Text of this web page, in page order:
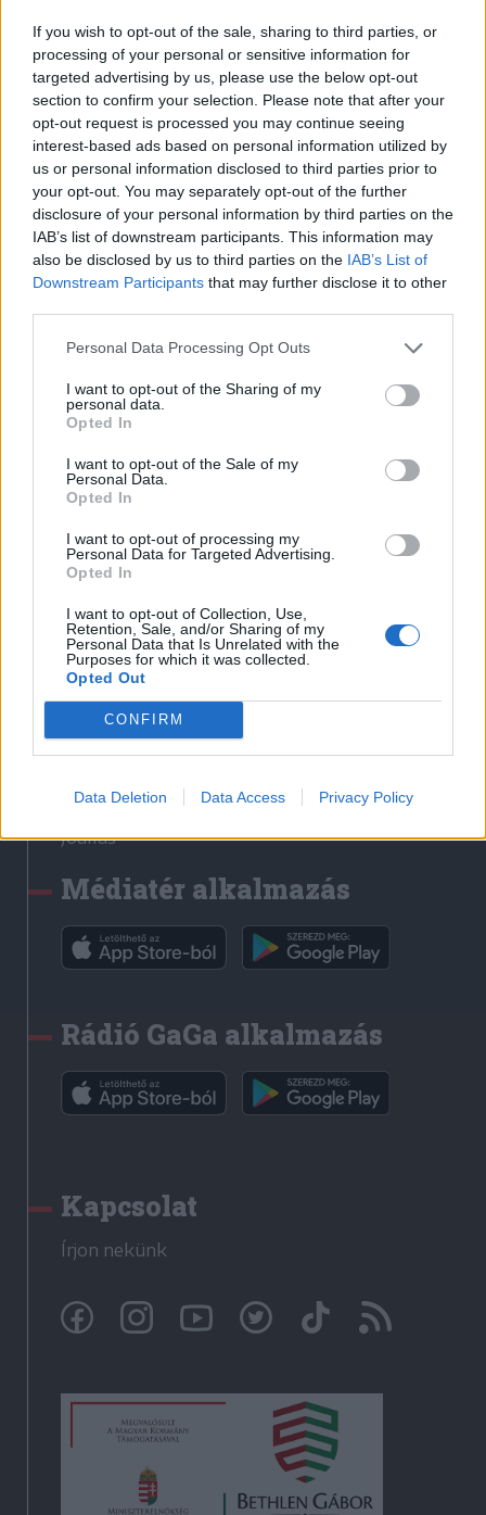
If you wish to opt-out of the sale, sharing to third parties, or
processing of your personal or sensitive information for
targeted advertising by us, please use the below opt-out
section to confirm your selection. Please note that after your
opt-out request is processed you may continue seeing
interest-based ads based on personal information utilized by
us or personal information disclosed to third parties prior to
your opt-out. You may separately opt-out of the further
disclosure of your personal information by third parties on the
IAB’s list of downstream participants. This information may
also be disclosed by us to third parties on the IAB’s List of
Downstream Participants that may further disclose it to other
Personal Data Processing Opt Outs
I want to opt-out of the Sharing of my
personal data.
Opted In
I want to opt-out of the Sale of my
Personal Data.
Opted In
I want to opt-out of processing my
Personal Data for Targeted Advertising.
Opted In
I want to opt-out of Collection, Use,
Retention, Sale, and/or Sharing of my
Personal Data that Is Unrelated with the
Purposes for which it was collected.
Opted Out
CONFIRM
Data Deletion Data Access Privacy Policy
Hasznos
Impresszum
Szerzői jogok
Adatvédelmi tájékoztató
Cookie-kezelési tájékoztató
Hozzászólási szabályzat
Nyomtatott lapjaink archívuma
Székely Hírmondó archívuma
Sütibeállítások
Médiatér
Liget
Krónika
Bihari Napló
Erdélyi Napló
Főtér
Rádió GaGa
Jóállás
Médiatér alkalmazás
Rádió GaGa alkalmazás
Kapcsolat
Írjon nekünk